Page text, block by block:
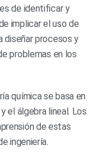
de identificar y
implicar el uso de
diseñar procesos y
problemas en los
química se basa en
el álgebra lineal. Los
de estas
ingeniería.